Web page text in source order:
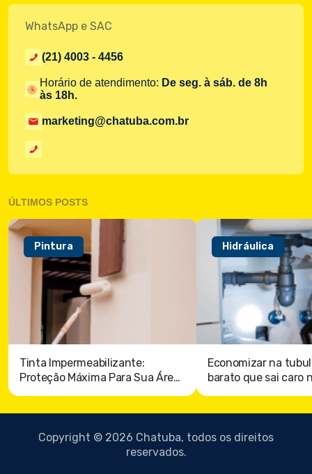
WhatsApp e SAC
(21) 4003 - 4456
Horário de atendimento: De seg. à sáb. de 8h
às 18h.
marketing@chatuba.com.br
ÚLTIMOS POSTS
Pintura
Tinta Impermeabilizante:
Proteção Máxima Para Sua Área
Hidráulica
Economizar na
barato que sai caro
Copyright © 2026 Chatuba, todos os direitos
reservados.